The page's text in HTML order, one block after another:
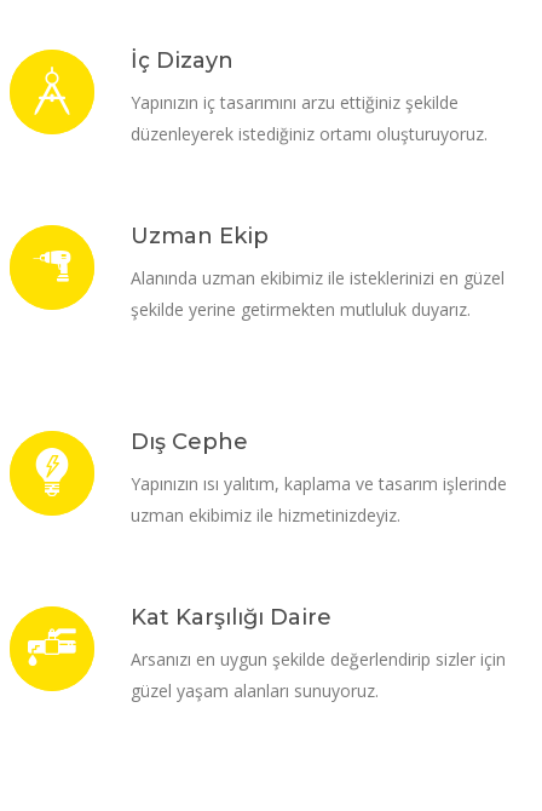
İç Dizayn
Yapınızın iç tasarımını arzu ettiğiniz şekilde
düzenleyerek istediğiniz ortamı oluşturuyoruz.
Uzman Ekip
Alanında uzman ekibimiz ile isteklerinizi en güzel
şekilde yerine getirmekten mutluluk duyarız.
Dış Cephe
Yapınızın ısı yalıtım, kaplama ve tasarım işlerinde
uzman ekibimiz ile hizmetinizdeyiz.
Kat Karşılığı Daire
Arsanızı en uygun şekilde değerlendirip sizler için
güzel yaşam alanları sunuyoruz.